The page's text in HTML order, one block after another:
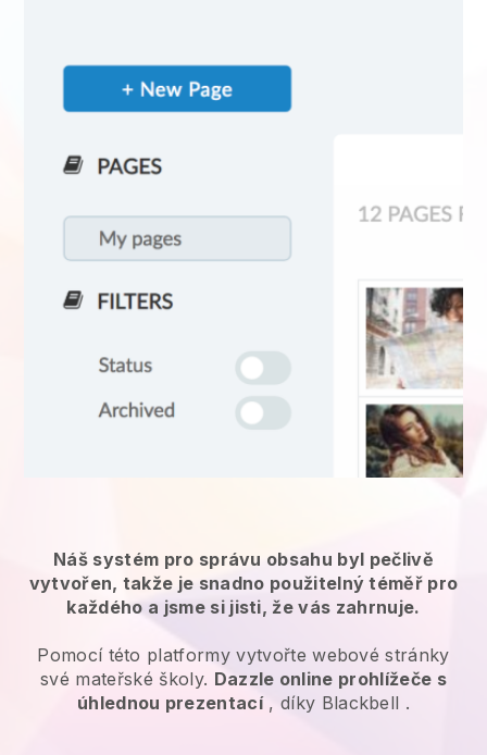
Náš systém pro správu obsahu byl pečlivě
vytvořen, takže je snadno použitelný téměř pro
každého a jsme si jisti, že vás zahrnuje.
Pomocí této platformy vytvořte webové stránky
své mateřské školy. Dazzle online prohlížeče s
úhlednou prezentací, díky Blackbell .